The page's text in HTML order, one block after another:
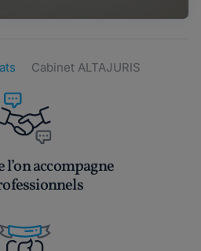
Cabinet ALTAJURIS
l’on accompagne